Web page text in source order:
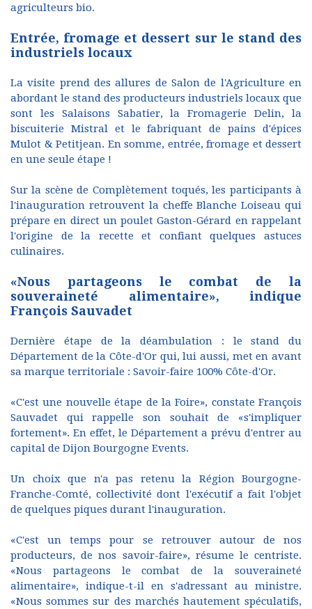
agriculteurs bio.
Entrée, fromage et dessert sur le stand des
industriels locaux
La visite prend des allures de Salon de l'Agriculture en
abordant le stand des producteurs industriels locaux que
sont les Salaisons Sabatier, la Fromagerie Delin, la
biscuiterie Mistral et le fabriquant de pains d'épices
Mulot & Petitjean. En somme, entrée, fromage et dessert
en une seule étape !
Sur la scène de Complètement toqués, les participants à
l'inauguration retrouvent la cheffe Blanche Loiseau qui
prépare en direct un poulet Gaston-Gérard en rappelant
l'origine de la recette et confiant quelques astuces
culinaires.
«Nous partageons le combat de la
souveraineté alimentaire», indique
François Sauvadet
Dernière étape de la déambulation : le stand du
Département de la Côte-d'Or qui, lui aussi, met en avant
sa marque territoriale : Savoir-faire 100% Côte-d'Or.
«C'est une nouvelle étape de la Foire», constate François
Sauvadet qui rappelle son souhait de «s'impliquer
fortement». En effet, le Département a prévu d'entrer au
capital de Dijon Bourgogne Events.
Un choix que n'a pas retenu la Région Bourgogne-
Franche-Comté, collectivité dont l'exécutif a fait l'objet
de quelques piques durant l'inauguration.
«C'est un temps pour se retrouver autour de nos
producteurs, de nos savoir-faire», résume le centriste.
«Nous partageons le combat de la souveraineté
alimentaire», indique-t-il en s'adressant au ministre.
«Nous sommes sur des marchés hautement spéculatifs,